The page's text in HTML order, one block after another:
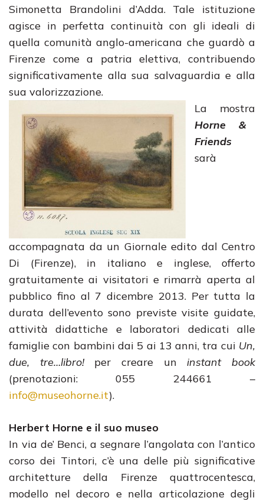
Simonetta Brandolini d’Adda. Tale istituzione
agisce in perfetta continuità con gli ideali di
quella comunità anglo-americana che guardò a
Firenze come a patria elettiva, contribuendo
significativamente alla sua salvaguardia e alla
sua valorizzazione.
La mostra
Horne &
Friends
sarà
accompagnata da un Giornale edito dal Centro
Di (Firenze), in italiano e inglese, offerto
gratuitamente ai visitatori e rimarrà aperta al
pubblico fino al 7 dicembre 2013. Per tutta la
durata dell’evento sono previste visite guidate,
attività didattiche e laboratori dedicati alle
famiglie con bambini dai 5 ai 13 anni, tra cui Un,
due, tre…libro! per creare uninstant book
(prenotazioni: 055 244661 –
info@museohorne.it).
Herbert Horne e il suo museo
In via de’ Benci, a segnare l’angolata con l’antico
corso dei Tintori, c’è una delle più significative
architetture della Firenze quattrocentesca,
modello nel decoro e nella articolazione degli